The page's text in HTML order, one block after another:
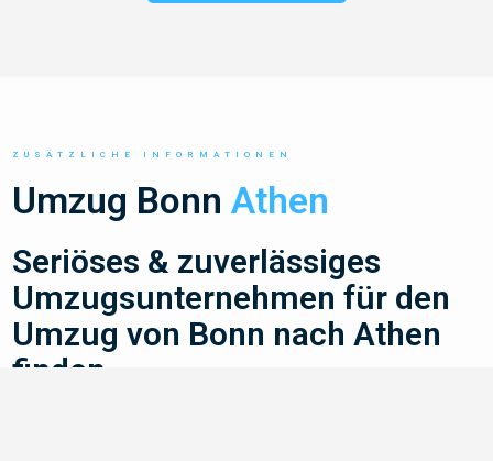
ZUSÄTZLICHE INFORMATIONEN
Umzug BonnAthen
Seriöses & zuverlässiges
Umzugsunternehmen für den
Umzug von Bonn nach Athen
finden